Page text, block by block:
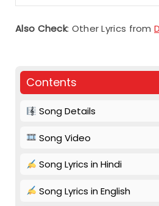
Also Check: Other Lyrics from
Contents
Song Details
Song Video
Song Lyrics in Hindi
Song Lyrics in English